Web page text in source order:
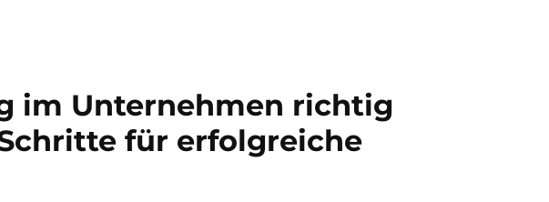
im Unternehmen richtig
für erfolgreiche